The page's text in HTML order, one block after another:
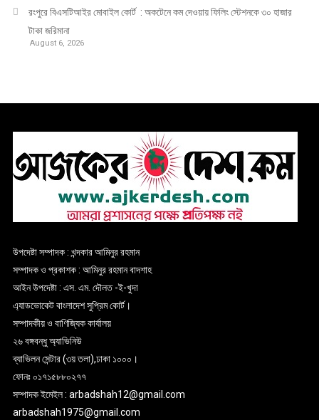
রংপুরে বিএসটিআইর মোবাইল কোর্ট : অকটেনে কম দেওয়ায় ফিলিং স্টেশনকে ৩০ হাজার
টাকা জরিমানা
August 6, 2026
উপদেষ্টা সম্পাদক : খন্দকার আমিনুর রহমান
সম্পাদক ও প্রকাশক : আমিনুর রহমান বাদশাহ
আইন উপদেষ্টা : এস. এম. দৌলত -ই-খুদা
এ্যাডভোকেট বাংলাদেশ সুপ্রিম কোর্ট।
সম্পাদকীয় ও বাণিজ্যিক কার্যালয়
২৬ বঙ্গবন্ধু অ্যাভিনিউ
ব্যাভিলন সেন্টার (৩য় তলা),ঢাকা ১০০০।
ফোনঃ ০১৭১৫৮৮০২৭৭
সম্পাদক ইমেইল : arbadshah12@gmail.com
arbadshah1975@gmail.com